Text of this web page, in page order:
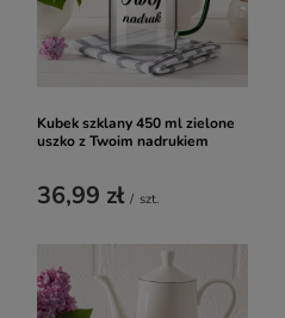
Kubek szklany 450 ml zielone
uszko z Twoim nadrukiem
36,99 zł / szt.